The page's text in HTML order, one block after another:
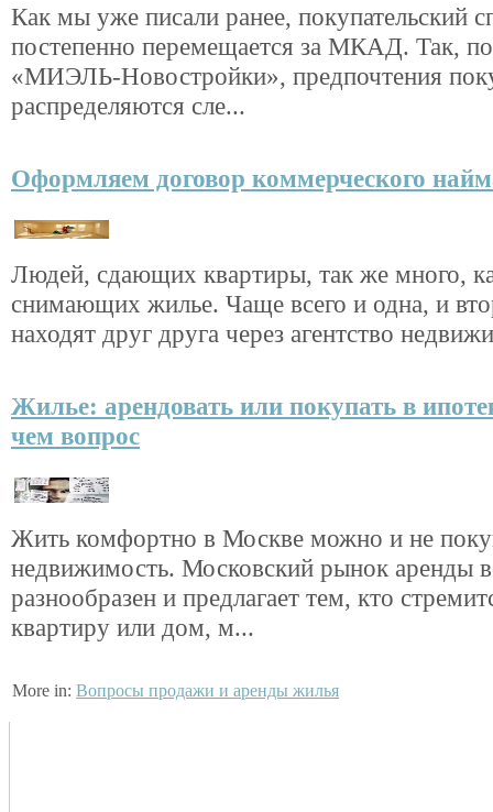
Как мы уже писали ранее, покупательский
постепенно перемещается за МКАД. Так,
«МИЭЛЬ-Новостройки», предпочтения
распределяются сле...
Оформляем договор коммерческого
Людей, сдающих квартиры, так же много,
снимающих жилье. Чаще всего и одна, и
находят друг друга через агентство
Жилье: арендовать или покупать в
чем вопроc
Жить комфортно в Москве можно и не
недвижимость. Московский рынок аренды
разнообразен и предлагает тем, кто
квартиру или дом, м...
More in: Вопросы продажи и аренды жилья